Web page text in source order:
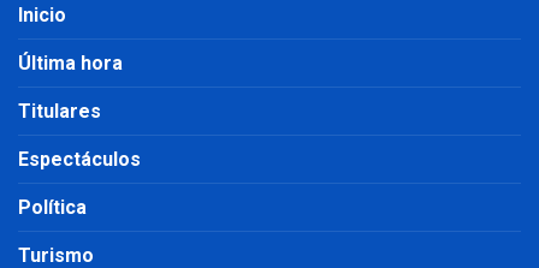
Inicio
Última hora
Titulares
Espectáculos
Política
Turismo